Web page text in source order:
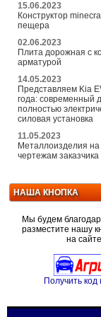
15.06.2023
Конструктор
пещера
02.06.2023
Плита дорожная с
арматурой
14.05.2023
Представляем Kia
года: современный
полностью
силовая установка
11.05.2023
Металлоизделия на
чертежам заказчика
НАША КНОПКА
Мы будем
разместите нашу
на
Получить код